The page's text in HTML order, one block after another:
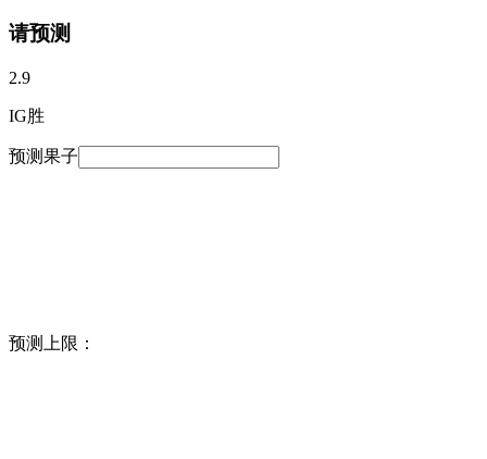
请预测
2.9
IG胜
预测果子
预测上限：